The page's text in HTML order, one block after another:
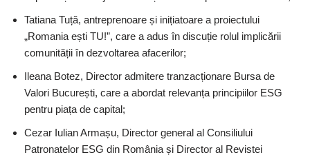
Tatiana Tuță, antreprenoare și inițiatoare a proiectului
„Romania ești TU!”, care a adus în discuție rolul implicării
comunității în dezvoltarea afacerilor;
Ileana Botez, Director admitere tranzacționare Bursa de
Valori București, care a abordat relevanța principiilor ESG
pentru piața de capital;
Cezar Iulian Armașu, Director general al Consiliului
Patronatelor ESG din România și Director al Revistei